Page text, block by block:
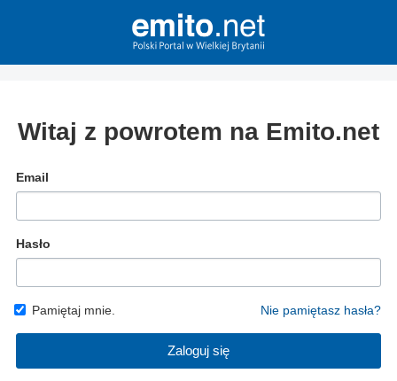
Witaj z powrotem na Emito.net
Email
Hasło
Pamiętaj mnie. Nie pamiętasz hasła?
Zaloguj się